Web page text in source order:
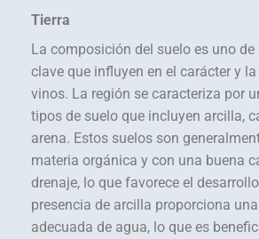
Tierra
La composición del suelo es uno
clave que influyen en el carácter y
vinos. La región se caracteriza por
tipos de suelo que incluyen arcilla,
arena. Estos suelos son
materia orgánica y con una buena
drenaje, lo que favorece el
presencia de arcilla proporciona
adecuada de agua, lo que es